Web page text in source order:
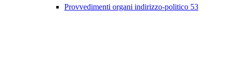
Provvedimenti organi indirizzo-politico 53